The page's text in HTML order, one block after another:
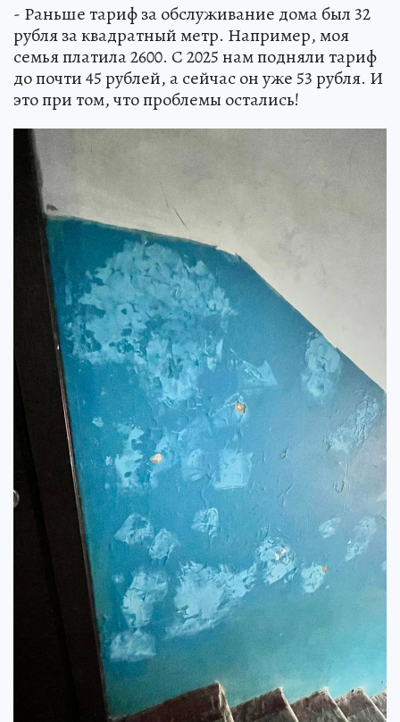
- Раньше тариф за обслуживание дома был 32
рубля за квадратный метр. Например, моя
семья платила 2600. С 2025 нам подняли тариф
до почти 45 рублей, а сейчас он уже 53 рубля. И
это при том, что проблемы остались!